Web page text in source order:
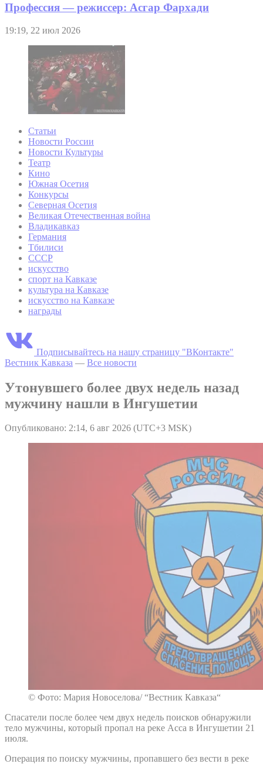
Профессия — режиссер: Асгар Фархади
19:19, 22 июл 2026
Статьи
Новости России
Новости Культуры
Театр
Кино
Южная Осетия
Конкурсы
Северная Осетия
Великая Отечественная война
Владикавказ
Германия
Тбилиси
СССР
искусство
спорт на Кавказе
культура на Кавказе
искусство на Кавказе
награды
Подписывайтесь на нашу страницу "ВКонтакте"
Вестник Кавказа — Все новости
Утонувшего более двух недель назад
мужчину нашли в Ингушетии
Опубликовано: 2:14, 6 авг 2026 (UTC+3 MSK)
© Фото: Мария Новоселова/ “Вестник Кавказа“
Спасатели после более чем двух недель поисков обнаружили
тело мужчины, который пропал на реке Асса в Ингушетии 21
июля.
Операция по поиску мужчины, пропавшего без вести в реке